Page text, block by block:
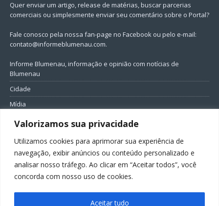
Valorizamos sua privacidade
Utilizamos cookies para aprimorar sua experiência de
navegação, exibir anúncios ou conteúdo personalizado e
analisar nosso tráfego. Ao clicar em “Aceitar todos”, você
concorda com nosso uso de cookies.
Aceitar tudo
Quer enviar um artigo, release de matérias, buscar parcerias
comerciais ou simplesmente enviar seu comentário sobre o Portal?
Fale conosco pela nossa fan-page no Facebook ou pelo e-mail:
contato@informeblumenau.com.
Informe Blumenau, informação e opinião com notícias de
Blumenau
Cidade
Mídia
Entretenimento
Política
FIQUE CONECTADO